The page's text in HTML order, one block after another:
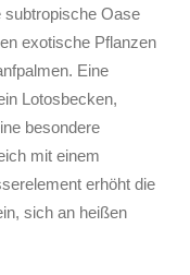
subtropische Oase
exotische Pflanzen
Eine
Lotosbecken,
besondere
mit einem
erhöht die
sich an heißen